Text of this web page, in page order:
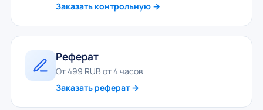
Заказать контрольную →
Реферат
От 499 RUB от 4 часов
Заказать реферат →